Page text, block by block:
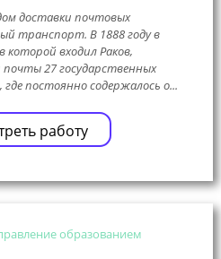
доставки почтовых
транспорт. В 1888 году в
которой входил Раков,
почты 27 государственных
постоянно содержалось о...
работу
образованием